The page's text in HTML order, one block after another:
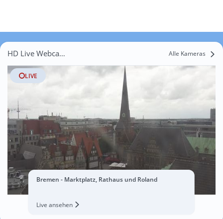
HD Live Webcams Hönisch Alle Kameras
LIVE
Bremen - Marktplatz, Rathaus und Roland
Live ansehen